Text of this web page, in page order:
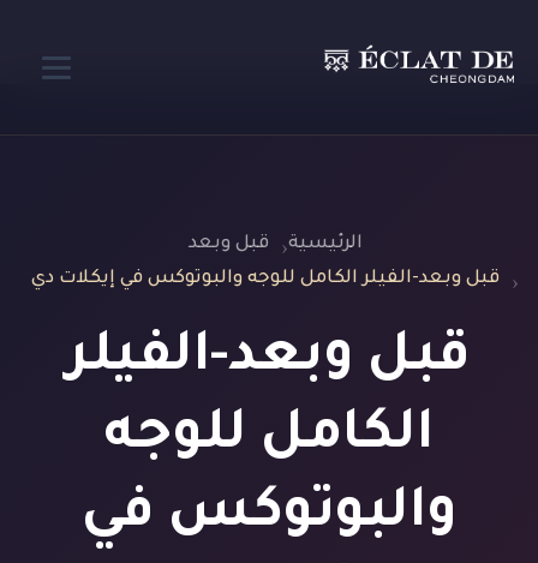
الرئيسية
قبل وبعد
قبل وبعد-الفيلر الكامل للوجه والبوتوكس في إيكلات دي
قبل وبعد-الفيلر
الكامل للوجه
والبوتوكس في